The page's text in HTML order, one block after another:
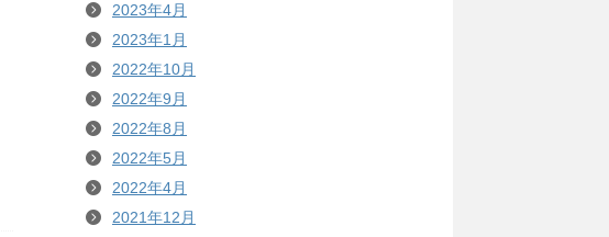
2023年4月
2023年1月
2022年10月
2022年9月
2022年8月
2022年5月
2022年4月
2021年12月